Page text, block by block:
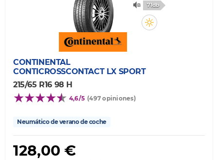
71db
CONTINENTAL
CONTICROSSCONTACT LX SPORT
215/65 R16 98 H
4,6/5 (497 opiniones)
Neumático de verano de coche
128,00 €